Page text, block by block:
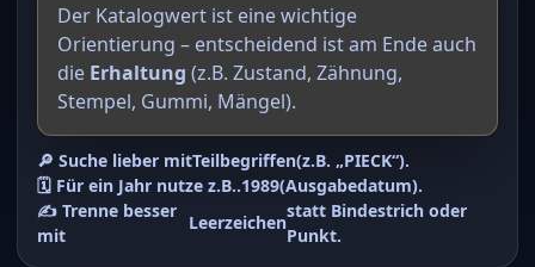
Der Katalogwert ist eine wichtige
Orientierung – entscheidend ist am Ende auch
die Erhaltung (z.B. Zustand, Zähnung,
Stempel, Gummi, Mängel).
🔎 Suche lieber mitTeilbegriffen(z.B. „PIECK“).
🗓️ Für ein Jahr nutze z.B..1989(Ausgabedatum).
✍️ Trenne besser
mit
Leerzeichen
statt Bindestrich oder
Punkt.